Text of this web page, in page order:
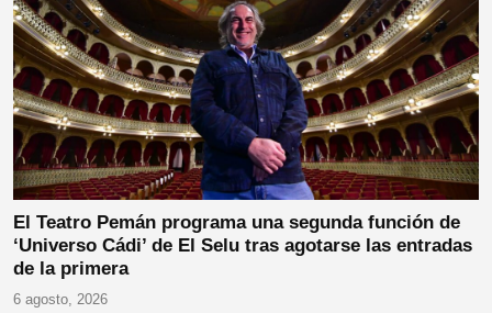
El Teatro Pemán programa una segunda función de
‘Universo Cádi’ de El Selu tras agotarse las entradas
de la primera
6 agosto, 2026